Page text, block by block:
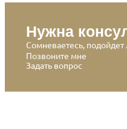
Нужна
Сомневаетесь, подойдет
Позвоните мне
Задать вопрос